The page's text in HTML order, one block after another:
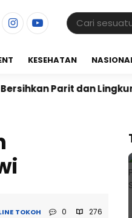
KESEHATAN
dan Lingkungan
TOKOH 0 276